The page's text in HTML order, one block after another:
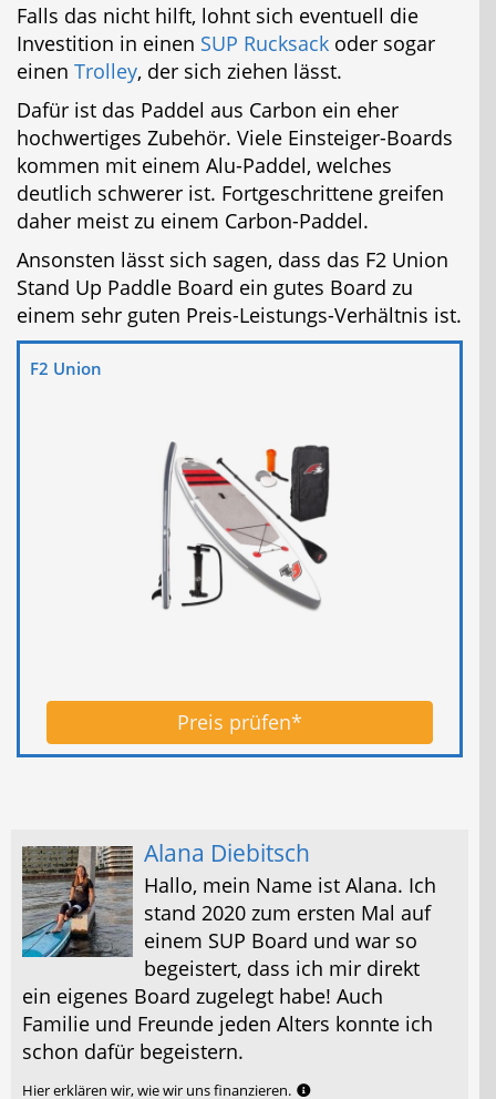
Falls das nicht hilft, lohnt sich eventuell die
Investition in einen SUP Rucksack oder sogar
einen Trolley, der sich ziehen lässt.
Dafür ist das Paddel aus Carbon ein eher
hochwertiges Zubehör. Viele Einsteiger-Boards
kommen mit einem Alu-Paddel, welches
deutlich schwerer ist. Fortgeschrittene greifen
daher meist zu einem Carbon-Paddel.
Ansonsten lässt sich sagen, dass das F2 Union
Stand Up Paddle Board ein gutes Board zu
einem sehr guten Preis-Leistungs-Verhältnis ist.
F2 Union
Preis prüfen*
Alana Diebitsch
Hallo, mein Name ist Alana. Ich
stand 2020 zum ersten Mal auf
einem SUP Board und war so
begeistert, dass ich mir direkt
ein eigenes Board zugelegt habe! Auch
Familie und Freunde jeden Alters konnte ich
schon dafür begeistern.
Hier erklären wir, wie wir uns finanzieren.